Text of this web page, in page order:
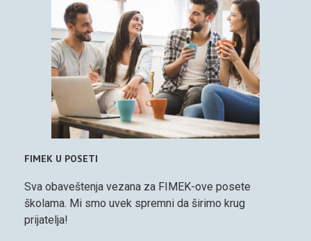
FIMEK U POSETI
Sva obaveštenja vezana za FIMEK-ove posete
školama. Mi smo uvek spremni da širimo krug
prijatelja!